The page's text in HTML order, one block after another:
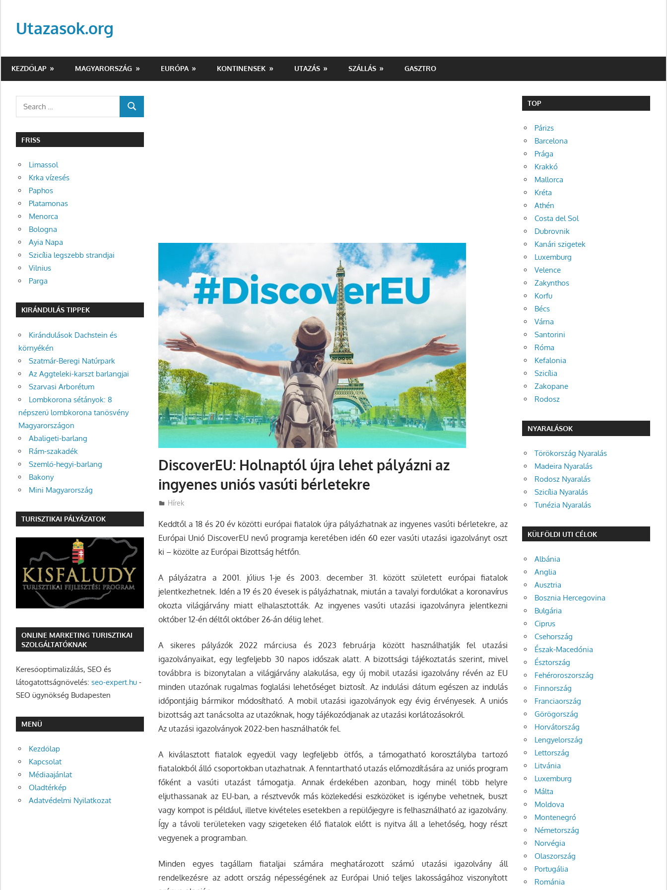
contentUtazasok.org
KEZDŐLAP MAGYARORSZÁG EURÓPA KONTINENSEK UTAZÁS SZÁLLÁS GASZTRO
DiscoverEU: Holnaptól újra lehet pályázni az
ingyenes uniós vasúti bérletekre
Utazasok.org
Hírek
Keddtől a 18 és 20 év közötti európai fiatalok újra pályázhatnak az ingyenes vasúti bérletekre, az
Európai Unió DiscoverEU nevű programja keretében idén 60 ezer vasúti utazási igazolványt oszt
ki – közölte az Európai Bizottság hétfőn.
A pályázatra a 2001. július 1-je és 2003. december 31. között született európai fiatalok
jelentkezhetnek. Idén a 19 és 20 évesek is pályázhatnak, miután a tavalyi fordulókat a koronavírus
okozta világjárvány miatt elhalasztották. Az ingyenes vasúti utazási igazolványra jelentkezni
október 12-én déltől október 26-án délig lehet.
A sikeres pályázók 2022 márciusa és 2023 februárja között használhatják fel utazási
igazolványaikat, egy legfeljebb 30 napos időszak alatt. A bizottsági tájékoztatás szerint, mivel
továbbra is bizonytalan a világjárvány alakulása, egy új mobil utazási igazolvány révén az EU
minden utazónak rugalmas foglalási lehetőséget biztosít. Az indulási dátum egészen az indulás
időpontjáig bármikor módosítható. A mobil utazási igazolványok egy évig érvényesek. A uniós
bizottság azt tanácsolta az utazóknak, hogy tájékozódjanak az utazási korlátozásokról.
Az utazási igazolványok 2022-ben használhatók fel.
A kiválasztott fiatalok egyedül vagy legfeljebb ötfős, a támogatható korosztályba tartozó
fiatalokból álló csoportokban utazhatnak. A fenntartható utazás előmozdítására az uniós program
főként a vasúti utazást támogatja. Annak érdekében azonban, hogy minél több helyre
eljuthassanak az EU-ban, a résztvevők más közlekedési eszközöket is igénybe vehetnek, buszt
vagy kompot is például, illetve kivételes esetekben a repülőjegyre is felhasználható az igazolvány.
Így a távoli területeken vagy szigeteken élő fiatalok előtt is nyitva áll a lehetőség, hogy részt
vegyenek a programban.
Minden egyes tagállam fiataljai számára meghatározott számú utazási igazolvány áll
rendelkezésre az adott ország népességének az Európai Unió teljes lakosságához viszonyított
SEARCH
FRISS
Limassol
Krka vízesés
Paphos
Platamonas
Menorca
Bologna
Ayia Napa
Szicília legszebb strandjai
Vilnius
Parga
KIRÁNDULÁS TIPPEK
Kirándulások Dachstein és
környékén
Szatmár-Beregi Natúrpark
Az Aggteleki-karszt barlangjai
Szarvasi Arborétum
Lombkorona sétányok: 8
népszerű lombkorona tanösvény
Magyarországon
Abaligeti-barlang
Rám-szakadék
Szemlő-hegyi-barlang
Bakony
Mini Magyarország
TURISZTIKAI PÁLYÁZATOK
ONLINE MARKETING TURISZTIKAI
SZOLGÁLTATÓKNAK
Keresőoptimalizálás, SEO és
látogatottságnövelés: seo-expert.hu -
SEO ügynökség Budapesten
MENÜ
Kezdőlap
Kapcsolat
Médiaajánlat
Oladtérkép
Adatvédelmi Nyilatkozat
TOP
Párizs
Barcelona
Prága
Krakkó
Mallorca
Kréta
Athén
Costa del Sol
Dubrovnik
Kanári szigetek
Luxemburg
Velence
Zakynthos
Korfu
Bécs
Várna
Santorini
Róma
Kefalonia
Szicília
Zakopane
Rodosz
NYARALÁSOK
Törökország Nyaralás
Madeira Nyaralás
Rodosz Nyaralás
Szicília Nyaralás
Tunézia Nyaralás
KÜLFÖLDI UTI CÉLOK
Albánia
Anglia
Ausztria
Bosznia Hercegovina
Bulgária
Ciprus
Csehország
Észak-Macedónia
Észtország
Fehéroroszország
Finnország
Franciaország
Görögország
Horvátország
Lengyelország
Lettország
Litvánia
Luxemburg
Málta
Moldova
Montenegró
Németország
Norvégia
Olaszország
Portugália
Románia